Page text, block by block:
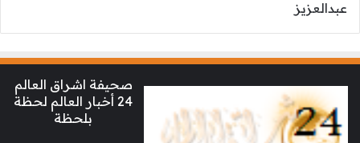
صحيفة اشراق العالم
24 أخبار العالم لحظة
بلحظة